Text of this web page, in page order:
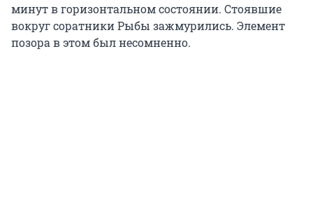
минут в горизонтальном состоянии. Стоявшие
вокруг соратники Рыбы зажмурились. Элемент
позора в этом был несомненно.